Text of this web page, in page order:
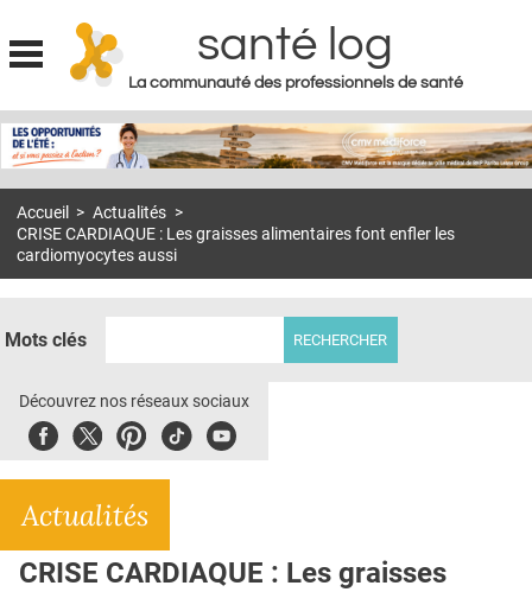
Jump to navigation
santé log
La communauté des professionnels de santé
MON COMPTE
S'ABONNER À LA REVUE SOIN À DOMICILE
ACTUS
E-REVUE SAD
THÉMA
Accueil > Actualités >
CRISE CARDIAQUE : Les graisses alimentaires font enfler les
cardiomyocytes aussi
Mots clés
Découvrez nos réseaux sociaux
FacebookTwitterPinterest
TiktokYoubute
Actualités
CRISE CARDIAQUE : Les graisses